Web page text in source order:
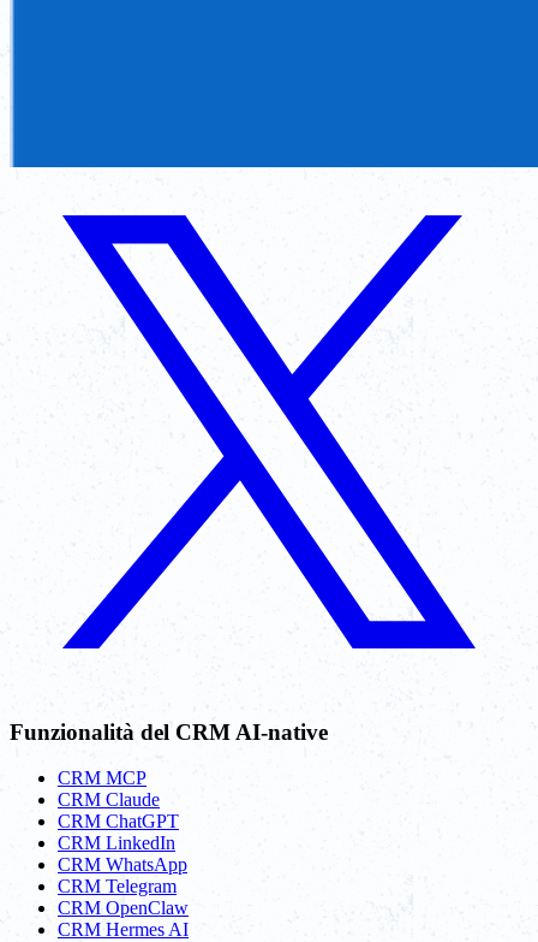
Funzionalità del CRM AI-native
CRM MCP
CRM Claude
CRM ChatGPT
CRM LinkedIn
CRM WhatsApp
CRM Telegram
CRM OpenClaw
CRM Hermes AI